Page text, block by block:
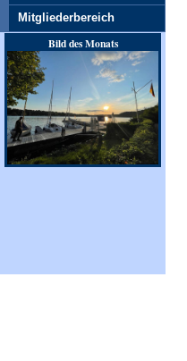
Mitgliederbereich
Bild des Monats